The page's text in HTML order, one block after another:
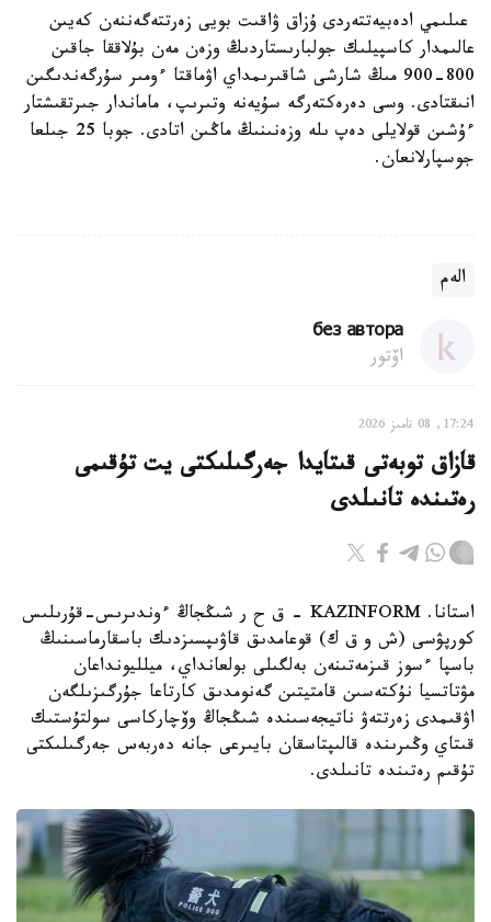
عىلىمي ادەبيەتتەردى ۇزاق ۋاقىت بويى زەرتتەگەننەن كەيىن
عالىمدار كاسپيلىك جولبارىستاردىڭ وزەن مەن بۇلاققا جاقىن
800-900 مىڭ شارشى شاقىرىمداي اۋماقتا ءومىر سۇرگەندىگىن
انىقتادى. وسى دەرەكتەرگە سۇيەنە وتىرىپ، ماماندار جىرتقىشتار
ءۇشىن قولايلى دەپ ىلە وزەنىنىڭ ماڭىن اتادى. جوبا 25 جىلعا
جوسپارلانعان.
الەم
без автора
اۆتور
17:24, 08 تامىز 2026
قازاق توبەتى قىتايدا جەرگىلىكتى يت تۇقىمى
رەتىندە تانىلدى
استانا. KAZINFORM – ق ح ر شىڭجاڭ ءوندىرىس-قۇرىلىس
كورپۋسى (ش و ق ك) قوعامدىق قاۋىپسىزدىك باسقارماسىنىڭ
باسپا ءسوز قىزمەتىنەن بەلگىلى بولعانداي، ميلليونداعان
مۋتاتسيا نۇكتەسىن قامتيتىن گەنومدىق كارتاعا جۇرگىزىلگەن
اۋقىمدى زەرتتەۋ ناتيجەسىندە شىڭجاڭ وۆچاركاسى سولتۇستىك
قىتاي وڭىرىندە قالىپتاسقان بايىرعى جانە دەربەس جەرگىلىكتى
تۇقىم رەتىندە تانىلدى.